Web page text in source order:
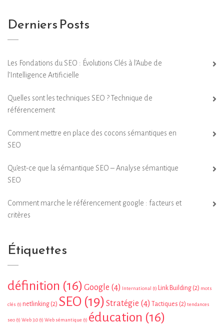
Derniers Posts
Les Fondations du SEO : Évolutions Clés à l’Aube de
l’Intelligence Artificielle
Quelles sont les techniques SEO ? Technique de
référencement
Comment mettre en place des cocons sémantiques en
SEO
Qu’est-ce que la sémantique SEO – Analyse sémantique
SEO
Comment marche le référencement google : facteurs et
critères
Étiquettes
définition (16) Google (4) International (1) Link Building (2) mots
clés (1) netlinking (2) SEO (19) Stratégie (4) Tactiques (2) tendances
seo (1) Web 3.0 (1) Web sémantique (1) éducation (16)